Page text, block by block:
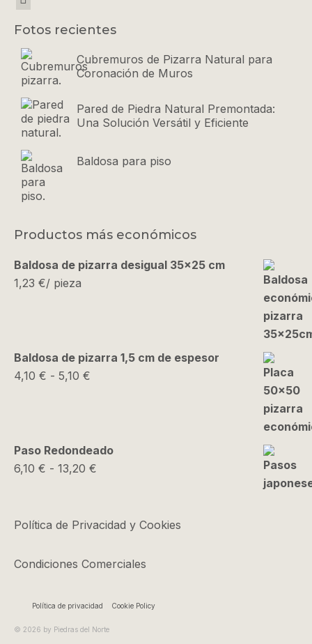
Fotos recientes
Cubremuros de Pizarra Natural para
Coronación de Muros
Pared de Piedra Natural Premontada:
Una Solución Versátil y Eficiente
Baldosa para piso
Productos más económicos
Baldosa de pizarra desigual 35x25 cm
1,23 €/ pieza
Baldosa de pizarra 1,5 cm de espesor
4,10 € - 5,10 €
4,10 €
hasta
Paso Redondeado
6,10 € - 13,20 €
desde
hasta
Política de Privacidad y Cookies
Condiciones Comerciales
Política de privacidad Cookie Policy
© 2026 by Piedras del Norte